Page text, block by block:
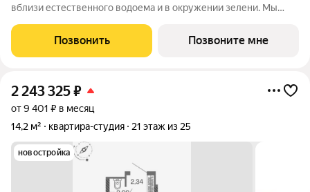
вблизи естественного водоема и в окружении зелени. Мы
небольших студий, в которых можно начать свою
студенческую самостоятельную жизнь до
Позвонить Позвоните мне
2 243 325₽
от 9 401 ₽ в месяц
14,2 м²
квартира-студия 21 этаж из 25
новостройка